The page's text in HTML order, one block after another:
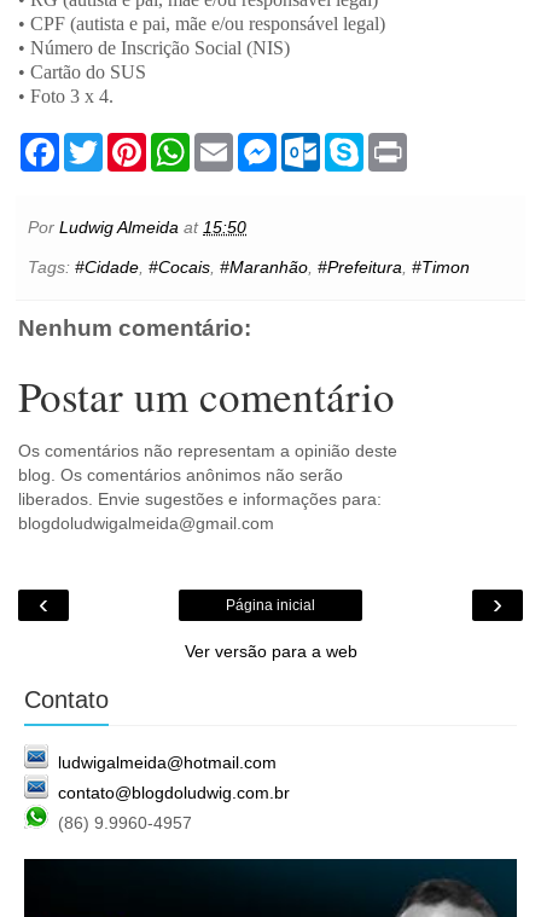
• CPF (autista e pai, mãe e/ou responsável legal)
• Número de Inscrição Social (NIS)
• Cartão do SUS
• Foto 3 x 4.
F
b
o
k
T
w
t
e
r
P
e
r
e
s
W
s
A
p
E
m
l
M
e
g
e
O
k
.
S
Por Ludwig Almeida at15:50
Tags: #Cidade, #Cocais, #Maranhão, #Prefeitura, #Timon
Nenhum comentário:
Postar um comentário
Os comentários não representam a opinião deste
blog. Os comentários anônimos não serão
liberados. Envie sugestões e informações para:
blogdoludwigalmeida@gmail.com
‹ ›
Página inicial
Ver versão para a web
Contato
ludwigalmeida@hotmail.com
contato@blogdoludwig.com.br
(86) 9.9960-4957